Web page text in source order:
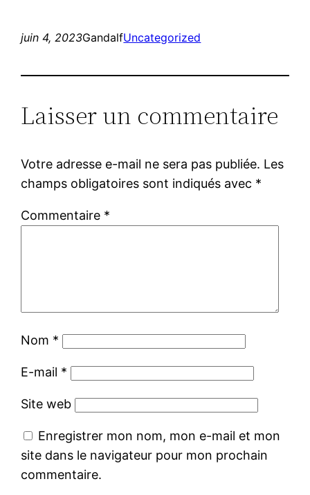
juin 4, 2023GandalfUncategorized
Laisser un commentaire
Votre adresse e-mail ne sera pas publiée. Les
champs obligatoires sont indiqués avec *
Commentaire *
Nom *
E-mail *
Site web
Enregistrer mon nom, mon e-mail et mon
site dans le navigateur pour mon prochain
commentaire.